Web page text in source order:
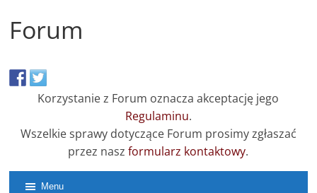
Forum
Korzystanie z Forum oznacza akceptację jego
Regulaminu.
Wszelkie sprawy dotyczące Forum prosimy zgłaszać
przez naszformularz kontaktowy.
Menu